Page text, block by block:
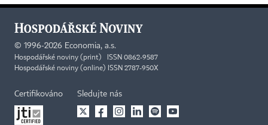
© 1996-2026 Economia, a.s.
Hospodářské noviny (print) ISSN 0862-9587
Hospodářské noviny (online) ISSN 2787-950X
Certifikováno Sledujte nás